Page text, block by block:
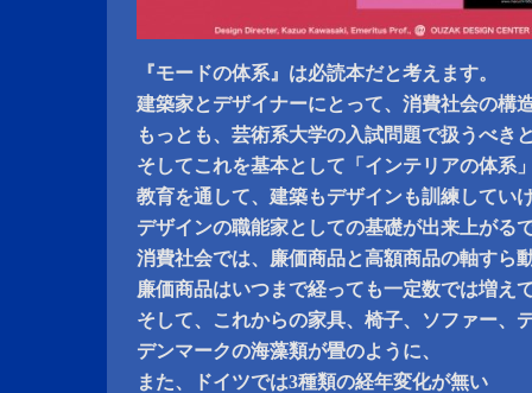
『モードの体系』は必読本だと考えます。
建築家とデザイナーにとって、消費社会の構
もっとも、芸術系大学の入試問題で扱うべき
そしてこれを基本として「インテリアの体系
教育を通して、建築もデザインも訓練してい
デザインの職能家としての基礎が出来上がる
消費社会では、廉価商品と高額商品の軸すら
廉価商品はいつまで経っても一定数では増え
そして、これからの家具、椅子、ソファー、
デンマークの海藻類が畳のように、
また、ドイツでは3種類の経年変化が無い